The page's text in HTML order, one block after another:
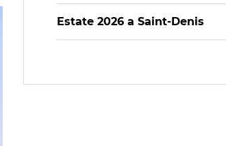
Estate 2026 a Saint-Denis